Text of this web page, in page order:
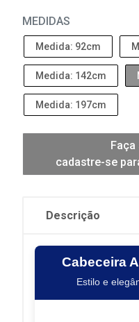
MEDIDAS
Medida: 92cm
Medida: 142cm
Medida: 197cm
cadastre-se
Descrição
Cabeceira
Estilo e